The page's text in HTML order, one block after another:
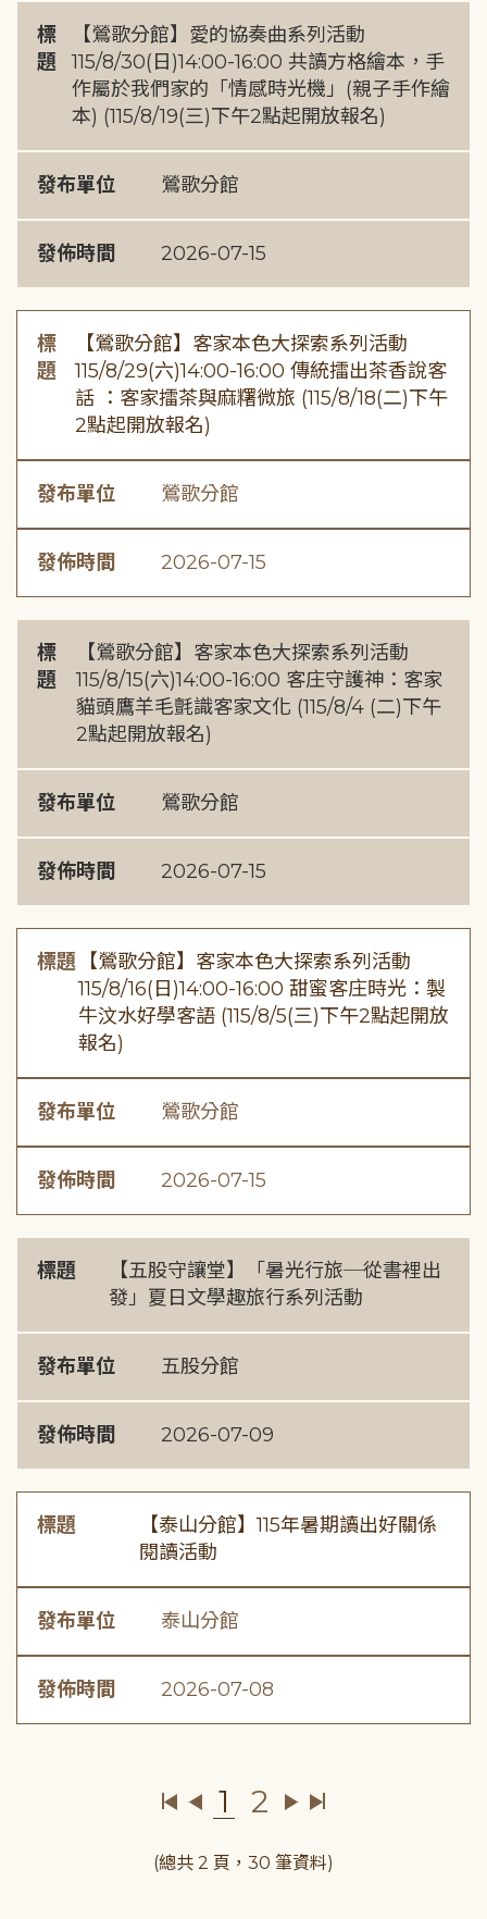
標
題
【鶯歌分館】愛的協奏曲系列活動
115/8/30(日)14:00-16:00 共讀方格繪本，手
作屬於我們家的「情感時光機」(親子手作繪
本) (115/8/19(三)下午2點起開放報名)
發布單位 鶯歌分館
發佈時間 2026-07-15
標
題
【鶯歌分館】客家本色大探索系列活動
115/8/29(六)14:00-16:00 傳統擂出茶香說客
話 ：客家擂茶與麻糬微旅 (115/8/18(二)下午
2點起開放報名)
發布單位 鶯歌分館
發佈時間 2026-07-15
標
題
【鶯歌分館】客家本色大探索系列活動
115/8/15(六)14:00-16:00 客庄守護神：客家
貓頭鷹羊毛氈識客家文化 (115/8/4 (二)下午
2點起開放報名)
發布單位 鶯歌分館
發佈時間 2026-07-15
標題 【鶯歌分館】客家本色大探索系列活動
115/8/16(日)14:00-16:00 甜蜜客庄時光：製
牛汶水好學客語 (115/8/5(三)下午2點起開放
報名)
發布單位 鶯歌分館
發佈時間 2026-07-15
標題
【五股守讓堂】「暑光行旅─從書裡出
發」夏日文學趣旅行系列活動
發布單位 五股分館
發佈時間 2026-07-09
標題
【泰山分館】115年暑期讀出好關係
閱讀活動
發布單位 泰山分館
發佈時間 2026-07-08
1 2
(總共 2 頁，30 筆資料)